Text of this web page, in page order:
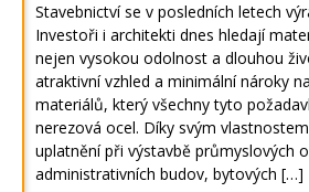
Stavebnictví se v posledních letech
Investoři i architekti dnes hledají
nejen vysokou odolnost a dlouhou
atraktivní vzhled a minimální nároky
materiálů, který všechny tyto
nerezová ocel. Díky svým
uplatnění při výstavbě průmyslových
administrativních budov, bytových […]